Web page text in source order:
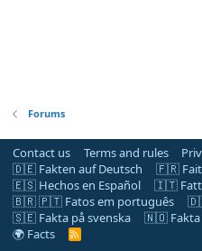
Forums
Contact us Terms and rules
🇩🇪 Fakten auf Deutsch
🇫🇷
🇪🇸 Hechos en Español
🇮🇹
🇧🇷 🇵🇹 Fatos em português
🇸🇪 Fakta på svenska
🇳🇴 Fakta
🌍 Facts
R